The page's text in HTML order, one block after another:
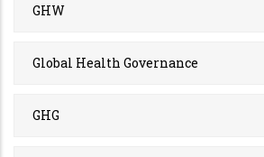
GHW
Global Health Governance
GHG